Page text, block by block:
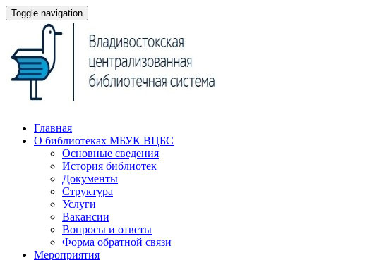
Toggle navigation
Главная
О библиотеках МБУК ВЦБС
Основные сведения
История библиотек
Документы
Структура
Услуги
Вакансии
Вопросы и ответы
Форма обратной связи
Мероприятия